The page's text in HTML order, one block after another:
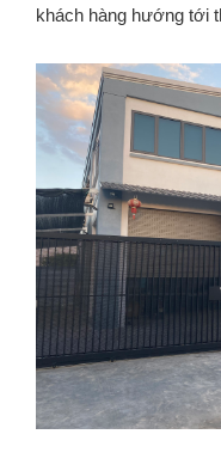
khách hàng hướng tới